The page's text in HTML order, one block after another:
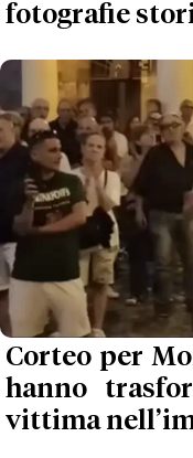
fotografie
Corteo per
hanno
vittima